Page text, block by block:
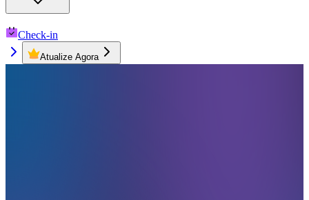
Check-in
Atualize Agora